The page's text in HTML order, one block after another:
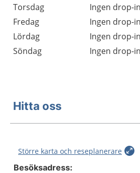
Torsdag
Ingen drop-in
Fredag
Ingen drop-in
Lördag
Ingen drop-in
Söndag
Ingen drop-in
Hitta oss
Större karta och reseplanerare
Besöksadress: